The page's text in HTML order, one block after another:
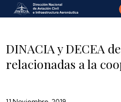
Pasar al contenido principal
DINACIA y DECEA
relacionadas a la